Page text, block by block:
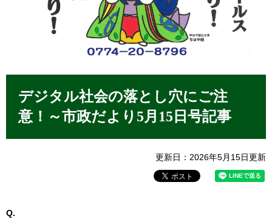
デジタル社会の落とし穴にご注
意！～市政だより5月15日号記事
更新日：2026年5月15日更新
Q.